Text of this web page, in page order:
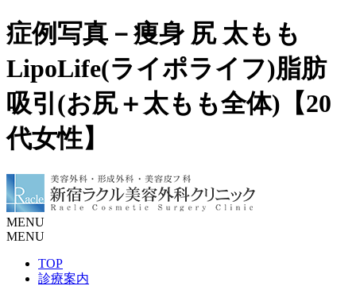
症例写真－痩身 尻 太もも
LipoLife(ライポライフ)脂肪
吸引(お尻＋太もも全体)【20
代女性】
MENU
MENU
TOP
診療案内